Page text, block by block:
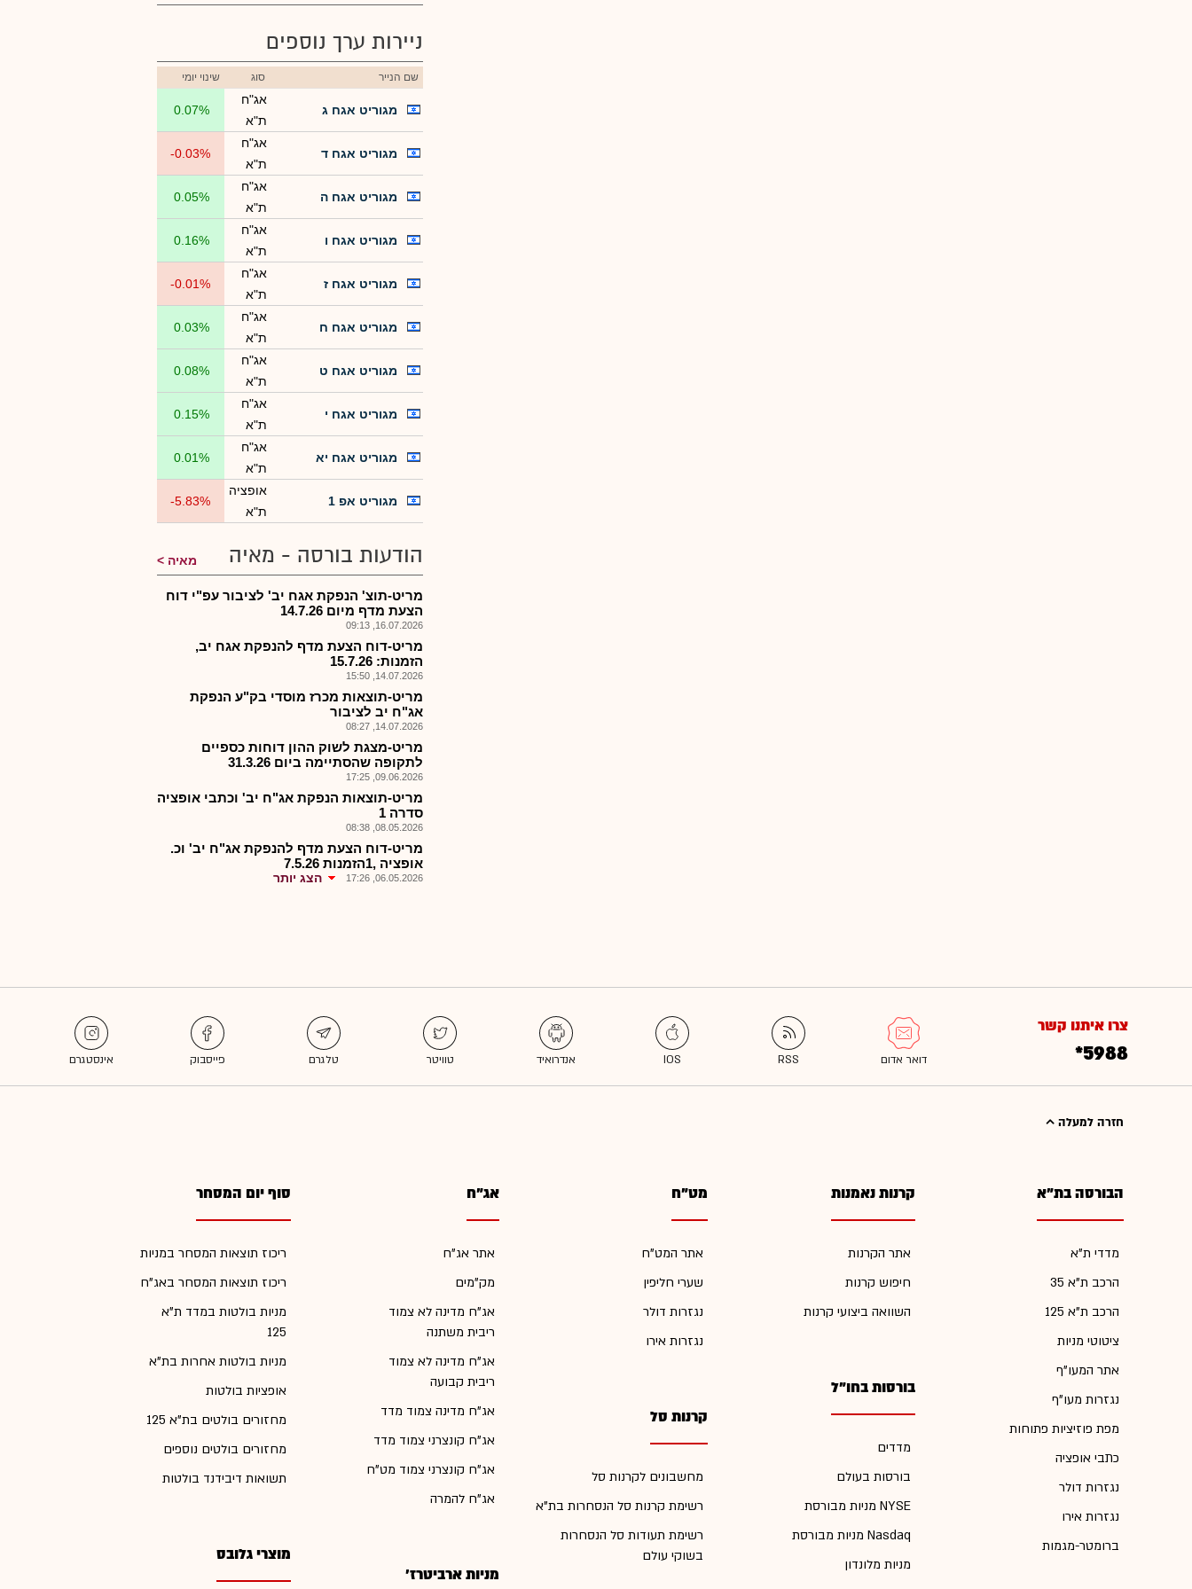
ניירות ערך נוספים
שם הנייר סוג שינוי יומי
מגוריט אגח ג
אג"ח
ת"א
0.07%
מגוריט אגח ד
אג"ח
ת"א
-0.03%
מגוריט אגח ה
אג"ח
ת"א
0.05%
מגוריט אגח ו
אג"ח
ת"א
0.16%
מגוריט אגח ז
אג"ח
ת"א
-0.01%
מגוריט אגח ח
אג"ח
ת"א
0.03%
מגוריט אגח ט
אג"ח
ת"א
0.08%
מגוריט אגח י
אג"ח
ת"א
0.15%
מגוריט אגח יא
אג"ח
ת"א
0.01%
מגוריט אפ 1
אופציה
ת"א
-5.83%
הודעות בורסה - מאיה מאיה
מריט-תוצ' הנפקת אגח יב' לציבור עפ"י דוח
הצעת מדף מיום 14.7.26
16.07.2026, 09:13
מריט-דוח הצעת מדף להנפקת אגח יב,
הזמנות: 15.7.26
14.07.2026, 15:50
מריט-תוצאות מכרז מוסדי בק"ע הנפקת
אג"ח יב לציבור
14.07.2026, 08:27
מריט-מצגת לשוק ההון דוחות כספיים
לתקופה שהסתיימה ביום 31.3.26
09.06.2026, 17:25
מריט-תוצאות הנפקת אג"ח יב' וכתבי אופציה
סדרה 1
08.05.2026, 08:38
מריט-דוח הצעת מדף להנפקת אג"ח יב' וכ.
אופציה ,1הזמנות 7.5.26
06.05.2026, 17:26 הצג יותר
צרו איתנו קשר
*5988
חזרה למעלה
הבורסה בת"א
מדדי ת"א
הרכב ת"א 35
הרכב ת"א 125
ציטוטי מניות
אתר המעו"ף
נגזרות מעו"ף
מפת פוזיציות פתוחות
כתבי אופציה
נגזרות דולר
נגזרות אירו
ברומטר-מגמות
קרנות נאמנות
אתר הקרנות
חיפוש קרנות
השוואה ביצועי קרנות
בורסות בחו"ל
מדדים
בורסות בעולם
מניות מבורסת NYSE
מניות מבורסת Nasdaq
מניות מלונדון
מט"ח
אתר המט"ח
שערי חליפין
נגזרות דולר
נגזרות אירו
קרנות סל
מחשבונים לקרנות סל
רשימת קרנות סל הנסחרות בת"א
רשימת תעודות סל הנסחרות
בשוקי עולם
אג"ח
אתר אג"ח
מק"מים
אג"ח מדינה לא צמוד
ריבית משתנה
אג"ח מדינה לא צמוד
ריבית קבועה
אג"ח מדינה צמוד מדד
אג"ח קונצרני צמוד מדד
אג"ח קונצרני צמוד מט"ח
אג"ח להמרה
מניות ארביטרז'
סוף יום המסחר
ריכוז תוצאות המסחר במניות
ריכוז תוצאות המסחר באג"ח
מניות בולטות במדד ת"א
125
מניות בולטות אחרות בת"א
אופציות בולטות
מחזורים בולטים בת"א 125
מחזורים בולטים נוספים
תשואות דיבידנד בולטות
מוצרי גלובס